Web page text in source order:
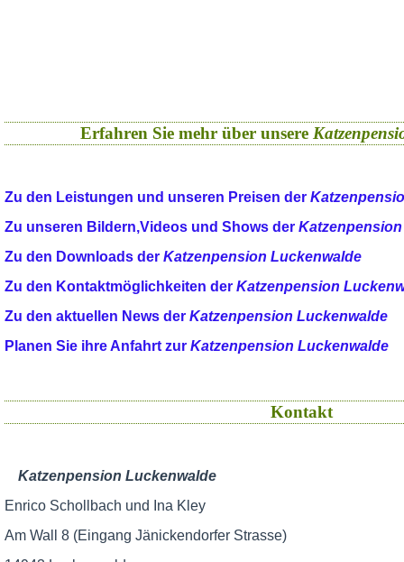
Erfahren Sie mehr über unsere
Zu den Leistungen und unseren Preisen der
Zu unseren Bildern,Videos und Shows der
Zu den Downloads der Katzenpension Luckenwalde
Zu den Kontaktmöglichkeiten der Katzenpension
Zu den aktuellen News der Katzenpension Luckenwalde
Planen Sie ihre Anfahrt zur Katzenpension Luckenwalde
Kontakt
Katzenpension Luckenwalde
Enrico Schollbach und Ina Kley
Am Wall 8 (Eingang Jänickendorfer Strasse)